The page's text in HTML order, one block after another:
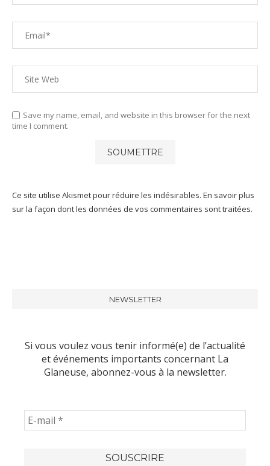
Save my name, email, and website in this browser for the next
time I comment.
Ce site utilise Akismet pour réduire les indésirables. En savoir plus
sur la façon dont les données de vos commentaires sont traitées.
NEWSLETTER
Si vous voulez vous tenir informé(e) de l’actualité
et événements importants concernant La
Glaneuse, abonnez-vous à la newsletter.